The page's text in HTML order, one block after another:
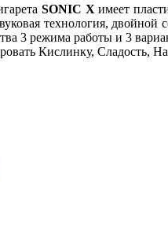
SONIC X имеет
технология,
3 режима работы и 3
Кислинку,